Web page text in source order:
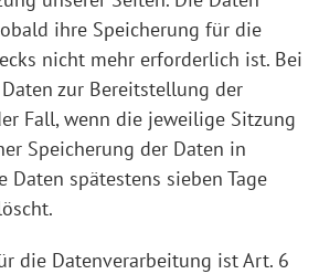
ihre Speicherung für die
nicht mehr erforderlich ist. Bei
zur Bereitstellung der
Fall, wenn die jeweilige Sitzung
Speicherung der Daten in
Daten spätestens sieben Tage
die Datenverarbeitung ist Art. 6